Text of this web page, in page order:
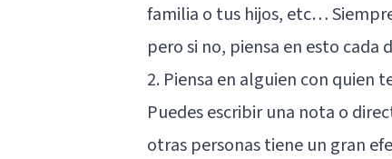
familia o tus hijos, etc…
pero si no, piensa en esto cada
2. Piensa en alguien con quien
Puedes escribir una nota o
otras personas tiene un gran